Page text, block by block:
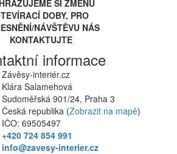
SI ZMĚNU
DOBY, PRO
NÁVŠTĚVU NÁS
KONTAKTUJTE
informace
Závěsy-interiér.cz
Klára Salamehová
Sudoměřská 901/24, Praha 3
Česká republika (Zobrazit na mapě)
IČO: 69505497
+420 724 854 991
info@zavesy-interier.cz